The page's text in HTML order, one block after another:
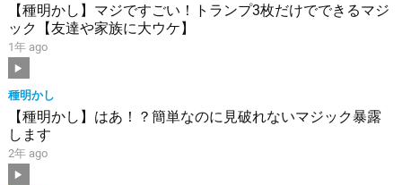
【種明かし】マジですごい！トランプ3枚だけでできるマジ
ック【友達や家族に大ウケ】
1年 ago
種明かし
【種明かし】はあ！？簡単なのに見破れないマジック暴露
します
2年 ago